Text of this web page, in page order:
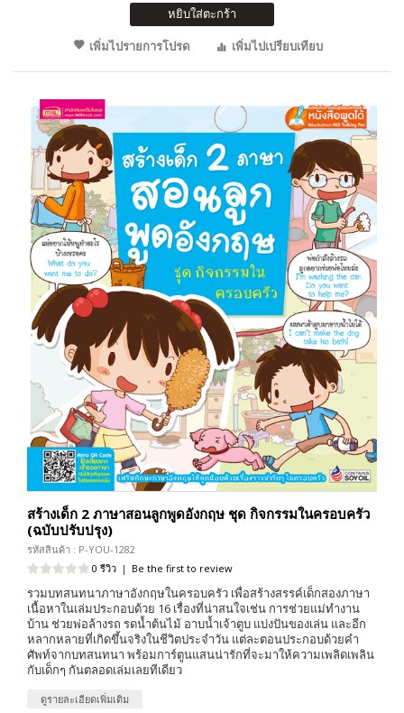
หยิบใส่ตะกร้า
เพิ่มไปรายการโปรด
เพิ่มไปเปรียบเทียบ
สร้างเด็ก 2 ภาษาสอนลูกพูดอังกฤษ ชุด กิจกรรมในครอบครัว
(ฉบับปรับปรุง)
รหัสสินค้า : P-YOU-1282
0 รีวิว | Be the first to review
รวมบทสนทนาภาษาอังกฤษในครอบครัว เพื่อสร้างสรรค์เด็กสองภาษา
เนื้อหาในเล่มประกอบด้วย 16 เรื่องที่น่าสนใจเช่น การช่วยแม่ทำงาน
บ้าน ช่วยพ่อล้างรถ รดน้ำต้นไม้ อาบน้ำเจ้าตูบ แบ่งปันของเล่น และอีก
หลากหลายที่เกิดขึ้นจริงในชีวิตประจำวัน แต่ละตอนประกอบด้วยคำ
ศัพท์จากบทสนทนา พร้อมการ์ตูนแสนน่ารักที่จะมาให้ความเพลิดเพลิน
กับเด็กๆ กันตลอดเล่มเลยทีเดียว
ดูรายละเอียดเพิ่มเติม